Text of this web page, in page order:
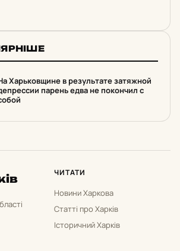
Харьковщине в результате затяжной
парень едва не покончил с
ЧИТАТИ
Новини Харкова
Статті про Харків
Історичний Харків